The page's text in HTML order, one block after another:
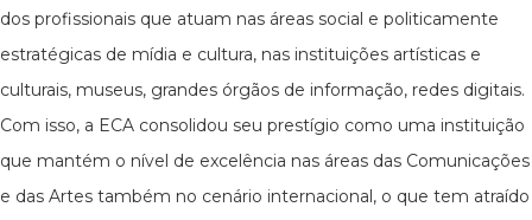
dos profissionais que atuam nas áreas social e politicamente
estratégicas de mídia e cultura, nas instituições artísticas e
culturais, museus, grandes órgãos de informação, redes digitais.
Com isso, a ECA consolidou seu prestígio como uma instituição
que mantém o nível de excelência nas áreas das Comunicações
e das Artes também no cenário internacional, o que tem atraído